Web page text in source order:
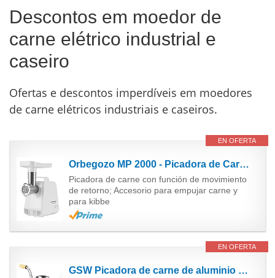
Descontos em moedor de
carne elétrico industrial e
caseiro
Ofertas e descontos imperdíveis em moedores
de carne elétricos industriais e caseiros.
EN OFERTA
Orbegozo MP 2000 - Picadora de Carne, Función Movimiento Retorno, Botón Marcha Parada, Cuello...
Picadora de carne con función de movimiento
de retorno; Accesorio para empujar carne y
para kibbe
EN OFERTA
GSW Picadora de carne de aluminio número 8 588423 con punta de pastelería y maja plateada